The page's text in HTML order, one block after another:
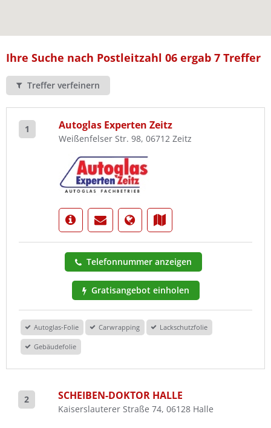
Ihre Suche nach Postleitzahl 06 ergab 7 Treffer
Treffer verfeinern
1 Autoglas Experten Zeitz
Weißenfelser Str. 98, 06712 Zeitz
Telefonnummer anzeigen
Gratisangebot einholen
Autoglas-Folie Carwrapping Lackschutzfolie
Gebäudefolie
2 SCHEIBEN-DOKTOR HALLE
Kaiserslauterer Straße 74, 06128 Halle